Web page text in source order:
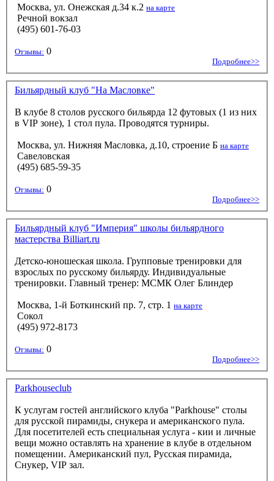
Москва, ул. Онежская д.34 к.2 на карте
Речной вокзал
(495) 601-76-03
Отзывы: 0
Подробнее>>
Бильярдный клуб "На Масловке"
В клубе 8 столов русского бильярда 12 футовых (1 из них
в VIP зоне), 1 стол пула. Проводятся турниры.
Москва, ул. Нижняя Масловка, д.10, строение Б на карте
Савеловская
(495) 685-59-35
Отзывы: 0
Подробнее>>
Бильярдный клуб "Империя" школы бильярдного
мастерства Billiart.ru
Детско-юношеская школа. Групповые тренировки для
взрослых по русскому бильярду. Индивидуальные
тренировки. Главный тренер: МСМК Олег Блиндер
Москва, 1-й Боткинский пр. 7, стр. 1 на карте
Сокол
(495) 972-8173
Отзывы: 0
Подробнее>>
Parkhouseclub
К услугам гостей английского клуба "Parkhouse" столы
для русской пирамиды, снукера и американского пула.
Для посетителей есть специальная услуга - кии и личные
вещи можно оставлять на хранение в клубе в отдельном
помещении. Американский пул, Русская пирамида,
Снукер, VIP зал.